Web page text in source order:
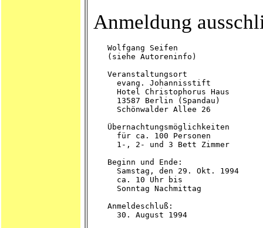
Anmeldung
   Wolfgang Seifen
   (siehe Autoreninfo)
   Veranstaltungsort
     evang. Johannisstift
     Hotel Christophorus Haus
     13587 Berlin (Spandau)
     Schönwalder Allee 26
   Übernachtungsmöglichkeiten
     für ca. 100 Personen
     1-, 2- und 3 Bett Zimmer
   Beginn und Ende:
     Samstag, den 29. Okt. 1994
     ca. 10 Uhr bis
     Sonntag Nachmittag
   Anmeldeschluß: